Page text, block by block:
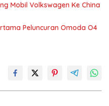
Mobil Volkswagen Ke China
Peluncuran Omoda O4